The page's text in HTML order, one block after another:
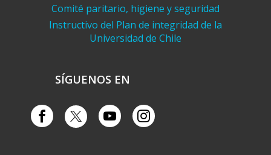
Comité paritario, higiene y seguridad
Instructivo del Plan de integridad de la
Universidad de Chile
SÍGUENOS EN